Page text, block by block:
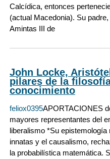
Calcídica, entonces
(actual Macedonia). Su
Amintas III de
John Locke,
pilares de la
conocimiento
feliox0395APORTACIONES
mayores representantes del
liberalismo *Su
innatas y el causalismo,
la probabilística matemática.